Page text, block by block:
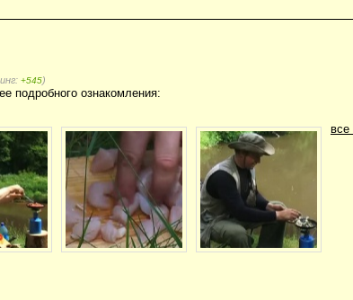
+545)
подробного ознакомления:
все